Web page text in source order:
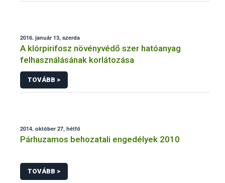
2016. január 13, szerda
A klórpirifosz növényvédő szer hatóanyag
felhasználásának korlátozása
TOVÁBB >
2014. október 27, hétfő
Párhuzamos behozatali engedélyek 2010
TOVÁBB >